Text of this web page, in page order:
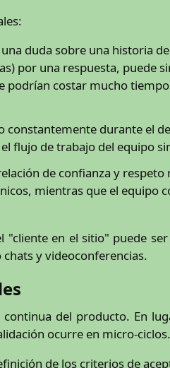
duda sobre una historia
por una respuesta, puede
costar mucho
constantemente durante el
flujo de trabajo del equipo
de confianza y
mientras que el equipo
en el sitio" puede
y videoconferencias.
del producto. En
ocurre en micro-ciclos.
de los criterios de